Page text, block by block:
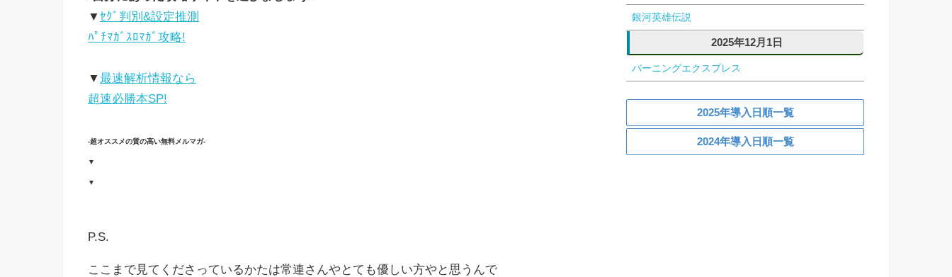
▼ｾｸﾞ判別&設定推測
ﾊﾟﾁﾏｶﾞｽﾛﾏｶﾞ攻略!
▼最速解析情報なら
超速必勝本SP!
-超オススメの質の高い無料メルマガ-
▼
▼
P.S.
ここまで見てくださっているかたは常連さんやとても優しい方やと思うんで
銀河英雄伝説
2025年12月1日
バーニングエクスプレス
2025年導入日順一覧
2024年導入日順一覧